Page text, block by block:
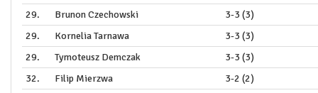
29.
Brunon Czechowski
3-3 (3)
29.
Kornelia Tarnawa
3-3 (3)
29.
Tymoteusz Demczak
3-3 (3)
32.
Filip Mierzwa
3-2 (2)